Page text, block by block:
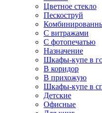
Цветное стекло
Пескоструй
С витражами
С фотопечатью
Назначение
Шкафы-купе в
В коридор
В прихожую
Шкафы-купе в
Детские
Офисные